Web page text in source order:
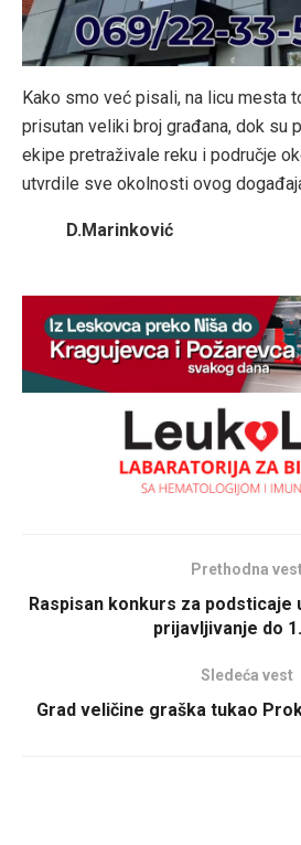
Kako smo već pisali, na licu mesta
prisutan veliki broj građana, dok su
ekipe pretraživale reku i područje
utvrdile sve okolnosti ovog
D.Marinković
Prethodna vest
Raspisan konkurs za podsticaje
prijavljivanje do
Sledeća vest
Grad veličine graška tukao